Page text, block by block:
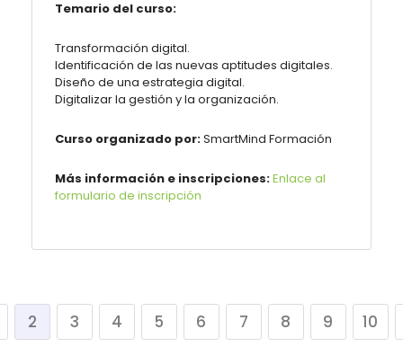
Temario del curso:
Transformación digital.
Identificación de las nuevas aptitudes digitales.
Diseño de una estrategia digital.
Digitalizar la gestión y la organización.
Curso organizado por:SmartMind Formación
Más información e inscripciones:Enlace al
formulario de inscripción
2 3 4 5 6 7 8 9 10